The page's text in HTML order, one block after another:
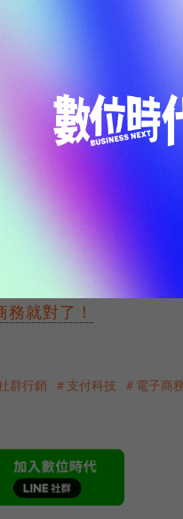
能獲取零售商對於社
輸入一些新的付款細
你的付款訊息。這項
的用戶付款細節資料
最終可能會收
功能。它也可以用商
活動。而收集的信用
務就對了！
群行銷 ＃支付科技 ＃電子商